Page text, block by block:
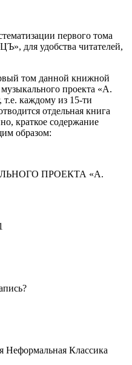
первого тома
для удобства читателей,
том данной книжной
проекта «А.
каждому из 15-ти
отдельная книга
краткое содержание
образом:
ПРОЕКТА «А.
Неформальная Классика